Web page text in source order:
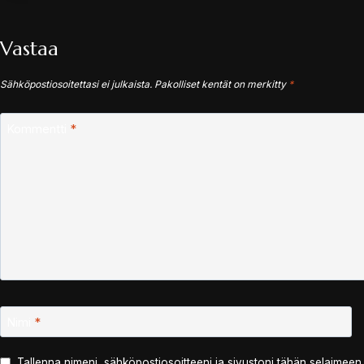
Vastaa
Sähköpostiosoitettasi ei julkaista. Pakolliset kentät on merkitty *
*
*